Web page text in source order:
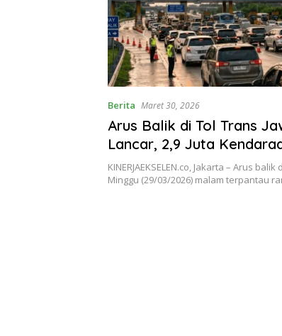
Berita Maret 30, 2026
Arus Balik di Tol Trans
Lancar, 2,9 Juta
Jakarta
KINERJAEKSELEN.co, Jakarta – Arus
Minggu (29/03/2026) malam terpantau